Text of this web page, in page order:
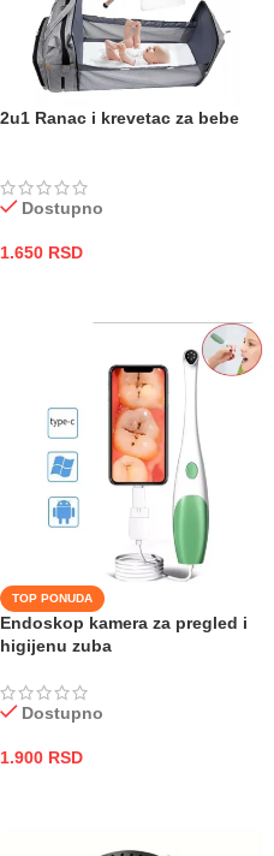
2u1 Ranac i krevetac za bebe
Dostupno
1.650 RSD
TOP PONUDA
Endoskop kamera za pregled i
higijenu zuba
Dostupno
1.900 RSD